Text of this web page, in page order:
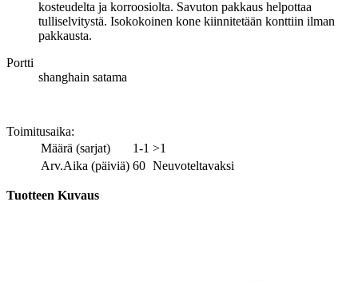
kosteudelta ja korroosiolta. Savuton pakkaus helpottaa
tulliselvitystä. Isokokoinen kone kiinnitetään konttiin ilman
pakkausta.
Portti
shanghain satama
Toimitusaika:
Määrä (sarjat)
1-1 >1
Arv.Aika (päiviä) 60 Neuvoteltavaksi
Tuotteen Kuvaus